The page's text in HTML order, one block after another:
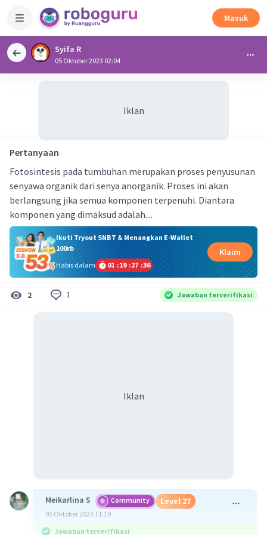
Masuk
Syifa R
05 Oktober 2023 02:04
Iklan
Pertanyaan
Fotosintesis pada tumbuhan merupakan proses penyusunan
senyawa organik dari senya anorganik. Proses ini akan
berlangsung jika semua komponen terpenuhi. Diantara
komponen yang dimaksud adalah....
Ikuti Tryout SNBT & Menangkan E-Wallet
100rb
Habis dalam
01 :19 :27 :36
Klaim
2 1 Jawaban terverifikasi
Iklan
Meikarlina S Community Level 27
05 Oktober 2023 11:19
Jawaban terverifikasi